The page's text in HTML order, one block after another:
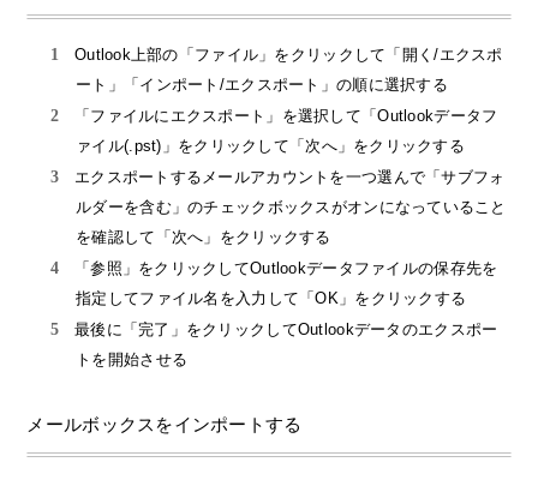
Outlook上部の「ファイル」をクリックして「開く/エクスポ
ート」「インポート/エクスポート」の順に選択する
「ファイルにエクスポート」を選択して「Outlookデータフ
ァイル(.pst)」をクリックして「次へ」をクリックする
エクスポートするメールアカウントを一つ選んで「サブフォ
ルダーを含む」のチェックボックスがオンになっていること
を確認して「次へ」をクリックする
「参照」をクリックしてOutlookデータファイルの保存先を
指定してファイル名を入力して「OK」をクリックする
最後に「完了」をクリックしてOutlookデータのエクスポー
トを開始させる
メールボックスをインポートする